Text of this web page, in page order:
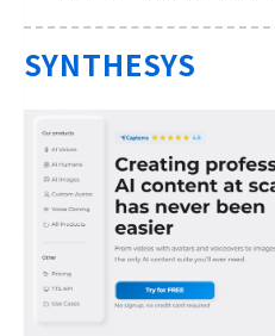
SYNTHESYS